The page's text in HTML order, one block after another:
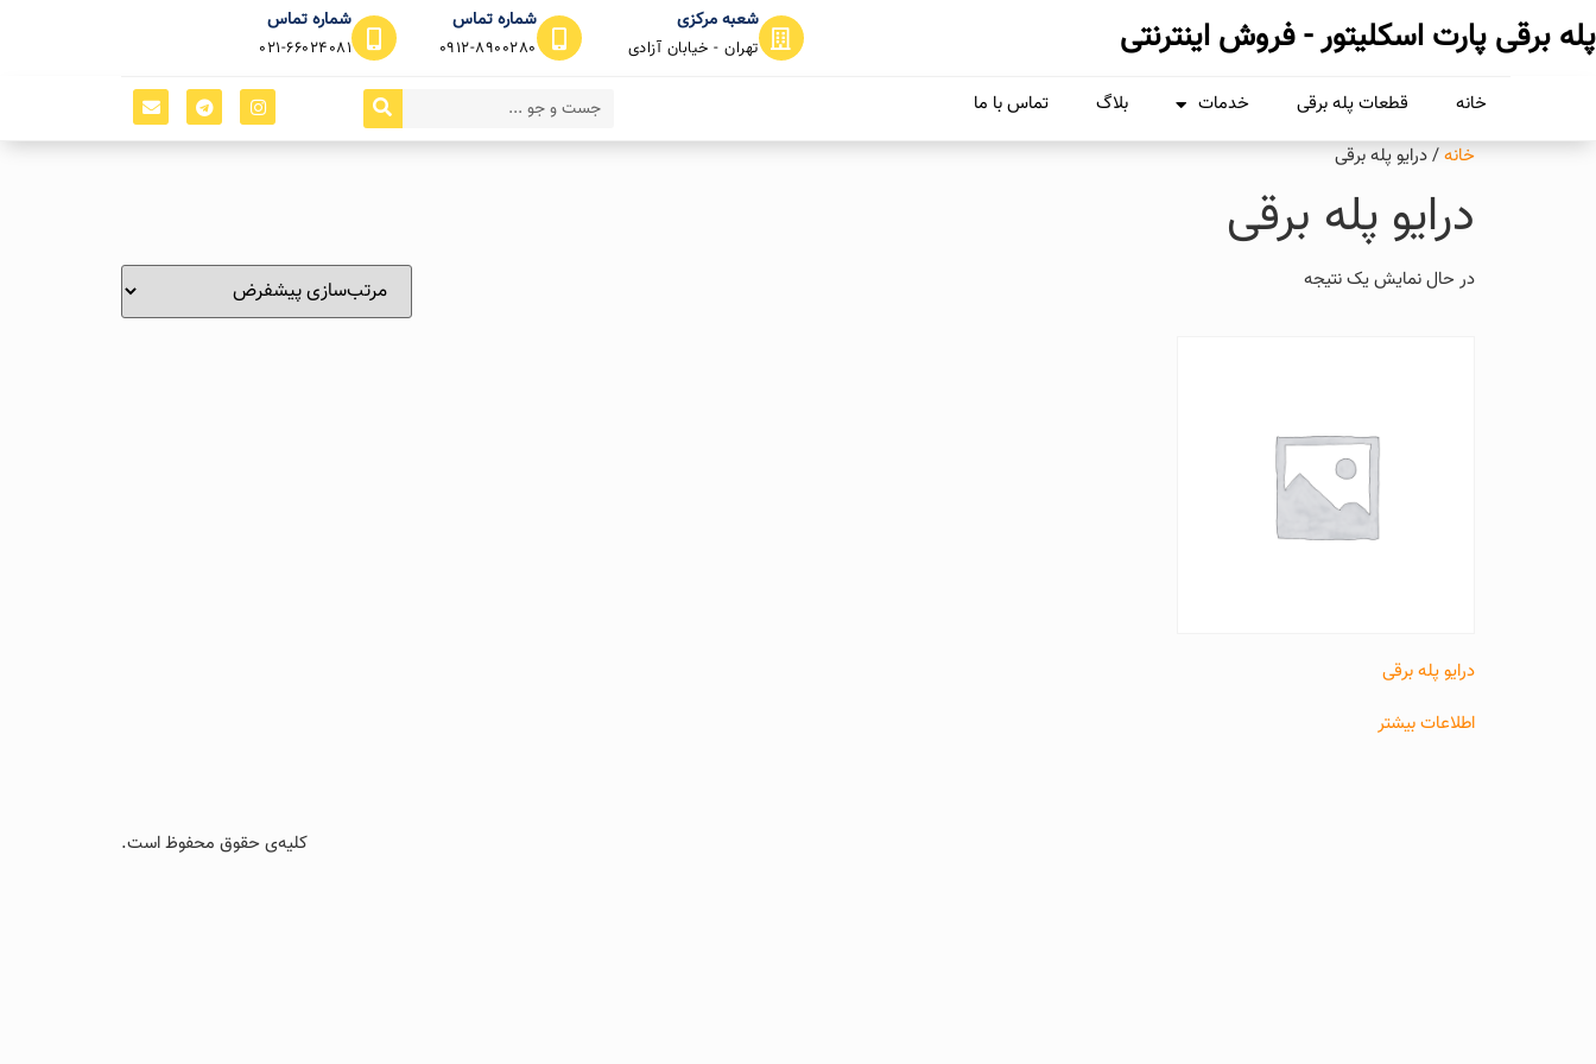
پله برقی پارت اسکلیتور - فروش اینترنتی شعبه مرکزی
تهران - خیابان آزادی
شماره تماس
0912-8900280
شماره تماس
021-66024081
خانه قطعات پله برقی خدمات بلاگ
تماس با ما
خانه/ درایو پله برقی
درایو پله برقی
در حال نمایش یک نتیجه
درایو پله برقی
اطلاعات بیشتر
کلیه‌ی حقوق محفوظ است.